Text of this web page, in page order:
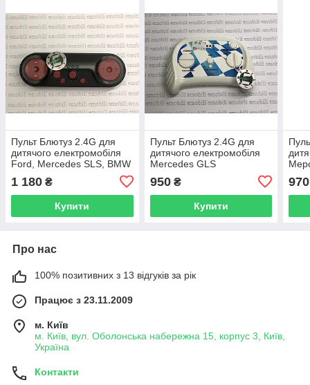
Пульт Блютуз 2.4G для
дитячого електромобіля
Ford, Mercedes SLS, BMW
1 180 ₴
Купити
Пульт Блютуз 2.4G для
дитячого електромобіля
Mercedes GLS
950₴
Купити
970
Про нас
100% позитивних з 13 відгуків за рік
Працює з 23.11.2009
м. Київ
м. Київ, вул. Оболонська набережна 15, корпус 3, Київ,
Україна
Контакти